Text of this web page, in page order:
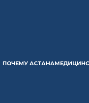
ПОЧЕМУ АСТАНА